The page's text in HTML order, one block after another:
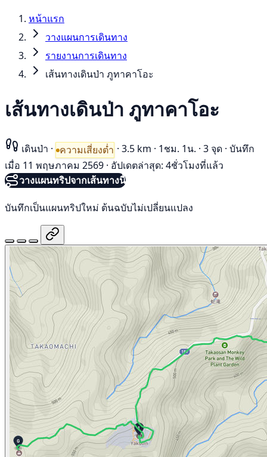
หน้าแรก
วางแผนการเดินทาง
รายงานการเดินทาง
เส้นทางเดินป่า ภูทาคาโอะ
เส้นทางเดินป่า ภูทาคาโอะ
เดินป่า · ความเสี่ยงต่ำ · 3.5 km · 1ชม. 1น. · 3 จุด · บันทึก
เมื่อ 11 พฤษภาคม 2569 · อัปเดตล่าสุด: 4ชั่วโมงที่แล้ว
วางแผนทริปจากเส้นทางนี้
บันทึกเป็นแผนทริปใหม่ ต้นฉบับไม่เปลี่ยนแปลง